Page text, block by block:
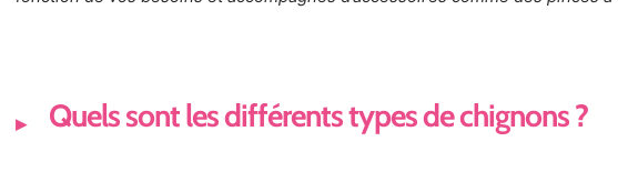
Quels sont les différents types de chignons ?